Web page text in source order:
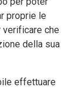
proprie le
che
della sua
effettuare